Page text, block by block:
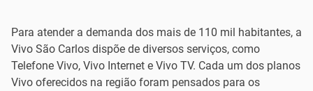
Para atender a demanda dos mais de 110 mil habitantes, a
Vivo São Carlos dispõe de diversos serviços, como
Telefone Vivo, Vivo Internet e Vivo TV. Cada um dos planos
Vivo oferecidos na região foram pensados para os